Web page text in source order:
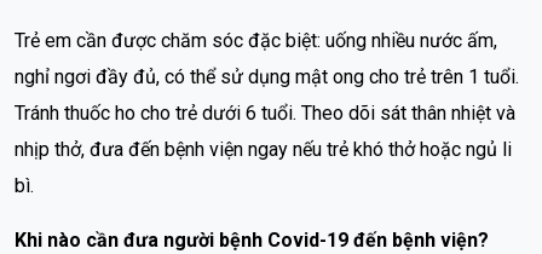
Trẻ em cần được chăm sóc đặc biệt: uống nhiều nước ấm,
nghỉ ngơi đầy đủ, có thể sử dụng mật ong cho trẻ trên 1 tuổi.
Tránh thuốc ho cho trẻ dưới 6 tuổi. Theo dõi sát thân nhiệt và
nhịp thở, đưa đến bệnh viện ngay nếu trẻ khó thở hoặc ngủ li
bì.
Khi nào cần đưa người bệnh Covid-19 đến bệnh viện?